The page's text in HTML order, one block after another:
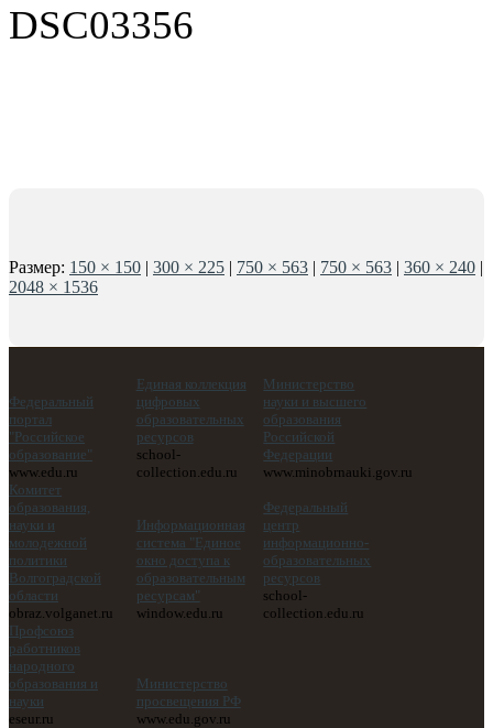
DSC03356
Размер: 150 × 150 | 300 × 225 | 750 × 563 | 750 × 563 | 360 × 240 |
2048 × 1536
Федеральный
портал
"Российское
образование"
www.edu.ru
Единая коллекция
цифровых
образовательных
ресурсов
school-
collection.edu.ru
Министерство
науки и высшего
образования
Российской
Федерации
www.minobrnauki.gov.ru
Комитет
образования,
науки и
молодежной
политики
Волгоградской
области
obraz.volganet.ru
Информационная
система "Единое
окно доступа к
образовательным
ресурсам"
window.edu.ru
Федеральный
центр
информационно-
образовательных
ресурсов
school-
collection.edu.ru
Профсоюз
работников
народного
образования и
науки
eseur.ru
Министерство
просвещения РФ
www.edu.gov.ru